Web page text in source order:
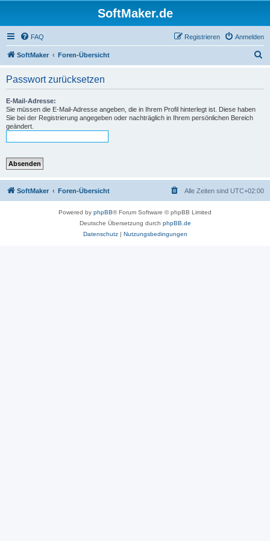
SoftMaker.de
FAQ Anmelden
Registrieren
SoftMaker Foren-Übersicht
Passwort zurücksetzen
E-Mail-Adresse:
Sie müssen die E-Mail-Adresse angeben, die in Ihrem Profil hinterlegt ist. Diese haben
Sie bei der Registrierung angegeben oder nachträglich in Ihrem persönlichen Bereich
geändert.
SoftMaker Foren-Übersicht Alle Zeiten sind UTC+02:00
Powered by phpBB® Forum Software © phpBB Limited
Deutsche Übersetzung durch phpBB.de
Datenschutz| Nutzungsbedingungen